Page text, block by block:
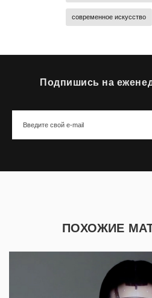
современное искусство
Подпишись на
ПОХОЖИЕ